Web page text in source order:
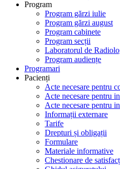
Program
Program gărzi iulie
Program gărzi august
Program cabinete
Program secții
Laboratorul de
Program audiențe
Programari
Pacienți
Acte necesare pentru
Acte necesare pentru
Acte necesare pentru
Informații externare
Tarife
Drepturi și obligații
Formulare
Materiale informative
Chestionare de